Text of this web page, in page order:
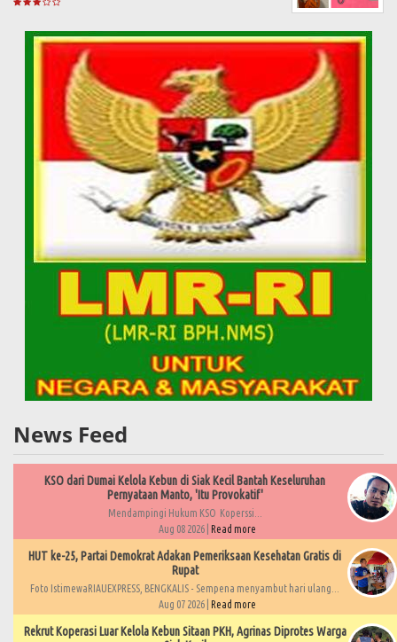
News Feed
KSO dari Dumai Kelola Kebun di Siak Kecil Bantah Keseluruhan
Pernyataan Manto, 'Itu Provokatif'
Mendampingi Hukum KSO Koperssi...
Aug 08 2026 | Read more
HUT ke-25, Partai Demokrat Adakan Pemeriksaan Kesehatan Gratis di
Rupat
Foto IstimewaRIAUEXPRESS, BENGKALIS - Sempena menyambut hari ulang...
Aug 07 2026 | Read more
Rekrut Koperasi Luar Kelola Kebun Sitaan PKH, Agrinas Diprotes Warga